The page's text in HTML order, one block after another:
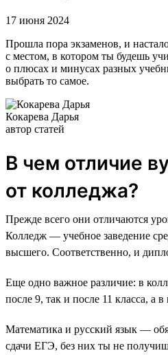
17 июня 2024
Прошла пора экзаменов, и
с местом, в котором ты будешь
о плюсах и минусах разных
выбрать то самое.
Кокарева Дарья
автор статей
В чем отличие
от колледжа?
Прежде всего они отличаются
Колледж — учебное заведение
высшего. Соответственно, и
Еще одно важное различие: в
после 9, так и после 11 класса, а в
Математика и русский язык —
сдачи ЕГЭ, без них ты не